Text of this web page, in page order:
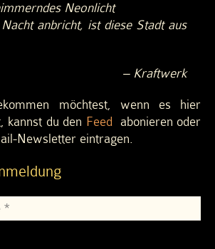
Neonlicht
anbricht, ist diese Stadt aus
– Kraftwerk
möchtest, wenn es hier
kannst du den Feedabonieren oder
Newsletter eintragen.